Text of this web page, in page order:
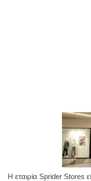
Η εταιρία Sprider Stores